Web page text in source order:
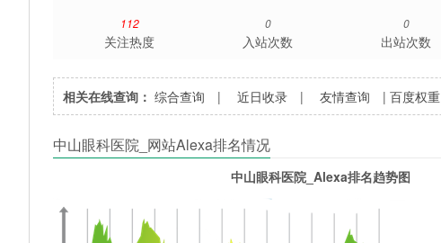
112
关注热度
0
入站次数
0
出站次数
相关在线查询： 综合查询 |近日收录 |友情查询 |百度权重
中山眼科医院_网站Alexa排名情况
中山眼科医院_Alexa排名趋势图